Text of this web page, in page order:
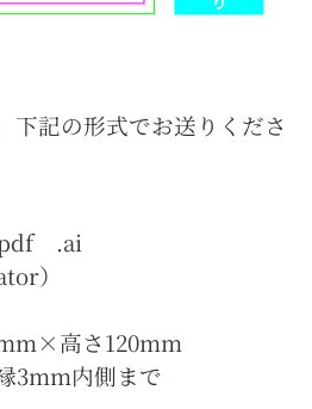
下記の形式でお送りくださ
.pdf .ai
）
高さ120mm
3mm内側まで